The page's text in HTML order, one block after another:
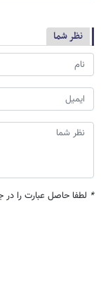
نظر شما
* لطفا حاصل عبارت را در